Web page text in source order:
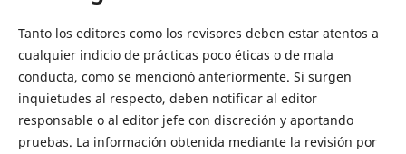
Tanto los editores como los revisores deben estar atentos a
cualquier indicio de prácticas poco éticas o de mala
conducta, como se mencionó anteriormente. Si surgen
inquietudes al respecto, deben notificar al editor
responsable o al editor jefe con discreción y aportando
pruebas. La información obtenida mediante la revisión por